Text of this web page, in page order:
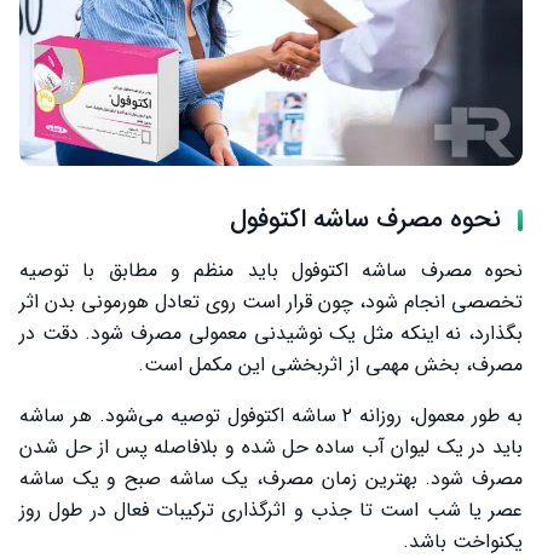
نحوه مصرف ساشه اکتوفول
نحوه مصرف ساشه اکتوفول باید منظم و مطابق با توصیه
تخصصی انجام شود، چون قرار است روی تعادل هورمونی بدن اثر
بگذارد، نه اینکه مثل یک نوشیدنی معمولی مصرف شود. دقت در
مصرف، بخش مهمی از اثربخشی این مکمل است.
به‌ طور معمول، روزانه ۲ ساشه اکتوفول توصیه می‌شود. هر ساشه
باید در یک لیوان آب ساده حل شده و بلافاصله پس از حل شدن
مصرف شود. بهترین زمان مصرف، یک ساشه صبح و یک ساشه
عصر یا شب است تا جذب و اثرگذاری ترکیبات فعال در طول روز
یکنواخت باشد.